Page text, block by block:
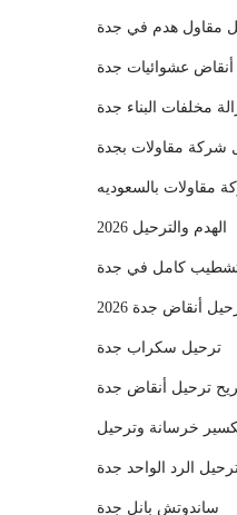
مقاول هدم في جدة
أنقاض عشوائيات جدة
مخلفات البناء جدة
شركة مقاولات بجدة
مقاولات بالسعوديه
الهدم والترحيل 2026
تشطيب كامل في جدة
أنقاض جدة 2026
ترحيل سكراب جدة
ترحيل أنقاض جدة
خرسانة وترحيل
الرد الواحد جدة
ساندوتش بانل جدة